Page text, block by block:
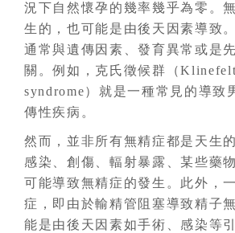
況下自然懷孕的幾率幾乎為零。
生的，也可能是由後天因素導致
通常與遺傳因素、發育異常或是
關。例如，克氏徵候群（
syndrome）就是一種常見的導致
傳性疾病。
然而，並非所有無精症都是天生
感染、創傷、輻射暴露、某些藥
可能導致無精症的發生。此外，
症，即由於輸精管阻塞導致精子
能是由後天因素如手術、感染等引